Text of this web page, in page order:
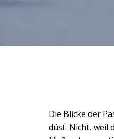
Die Blicke der
düst. Nicht, weil